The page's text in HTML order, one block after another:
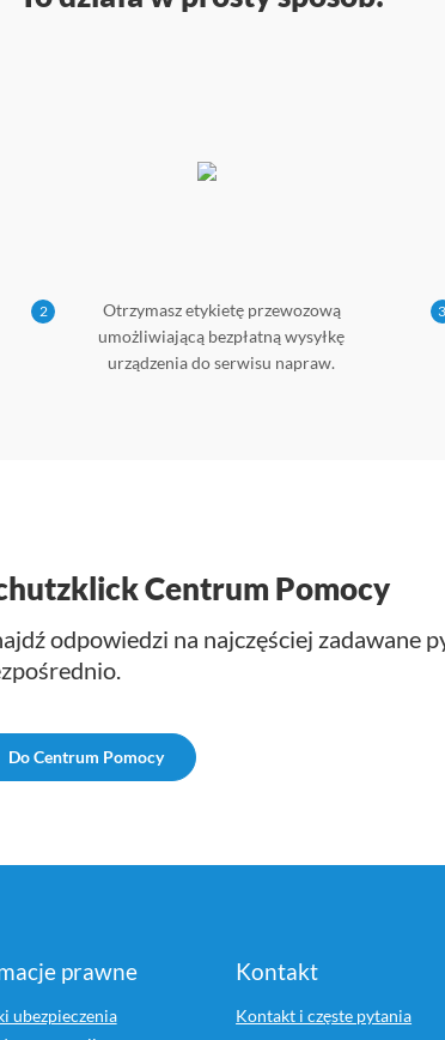
2
Otrzymasz etykietę przewozową
umożliwiającą bezpłatną wysyłkę
urządzenia do serwisu napraw.
3
Centrum Pomocy
odpowiedzi na najczęściej zadawane
Do Centrum Pomocy
prawne
ubezpieczenia
Kontakt
Kontakt i częste pytania